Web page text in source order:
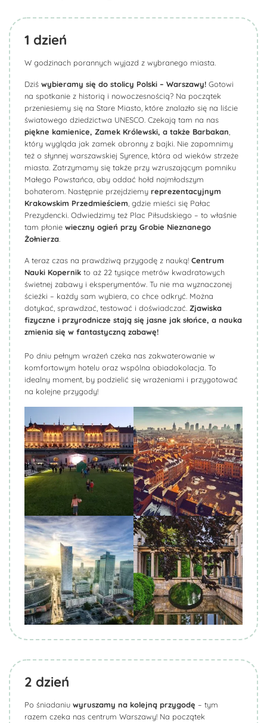
1 dzień
W godzinach porannych wyjazd z wybranego miasta.
Dziś wybieramy się do stolicy Polski – Warszawy! Gotowi
na spotkanie z historią i nowoczesnością? Na początek
przeniesiemy się na Stare Miasto, które znalazło się na liście
światowego dziedzictwa UNESCO. Czekają tam na nas
piękne kamienice, Zamek Królewski, a także Barbakan
który wygląda jak zamek obronny z bajki. Nie zapomnimy
też o słynnej warszawskiej Syrence, która od wieków strzeże
miasta. Zatrzymamy się także przy wzruszającym pomniku
Małego Powstańca, aby oddać hołd najmłodszym
bohaterom. Następnie przejdziemy reprezentacyjnym
Krakowskim Przedmieściem , gdzie mieści się Pałac
Prezydencki. Odwiedzimy też Plac Piłsudskiego – to właśnie
tam płonie wieczny ogień przy Grobie Nieznanego
Żołnierza
A teraz czas na prawdziwą przygodę z nauką! Centrum
Nauki Kopernik to aż 22 tysiące metrów kwadratowych
świetnej zabawy i eksperymentów. Tu nie ma wyznaczonej
ścieżki – każdy sam wybiera, co chce odkryć. Można
dotykać, sprawdzać, testować i doświadczać. Zjawiska
fizyczne i przyrodnicze stają się jasne jak słońce, a nauka
zmienia się w fantastyczną zabawę!
Po dniu pełnym wrażeń czeka nas zakwaterowanie w
komfortowym hotelu oraz wspólna obiadokolacja. To
idealny moment, by podzielić się wrażeniami i przygotować
na kolejne przygody!
Biuro Podróży KROCZEK Biuro Podróży KROCZEK
Biuro Podróży KROCZEK Biuro Podróży KROCZEK
2 dzień
Po śniadaniu wyruszamy na kolejną przygodę – tym
razem czeka nas centrum Warszawy! Na początek